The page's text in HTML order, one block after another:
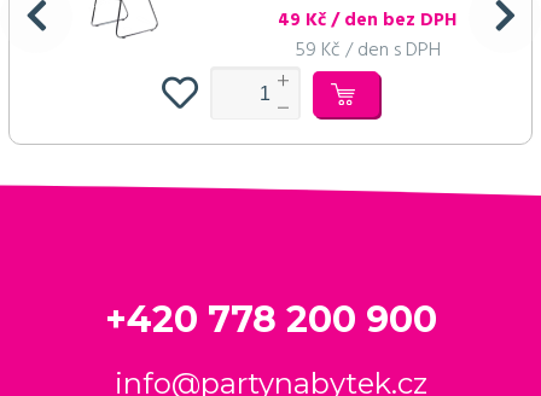
49 Kč / den bez DPH
59 Kč / den s DPH
+420 778 200 900
info@partynabytek.cz